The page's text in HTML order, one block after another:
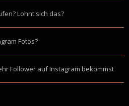
Lohnt sich das?
Fotos?
Follower auf Instagram bekommst